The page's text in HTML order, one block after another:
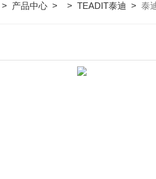
产品中心> > TEADIT泰迪 > 泰